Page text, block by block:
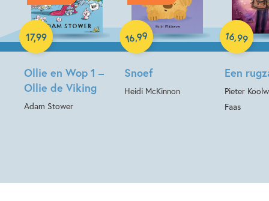
Ollie en Wop 1 –
Ollie de Viking
Adam Stower
17,99
Hardcover
Snoef
Heidi McKinnon
16,99
Hardcover
Een
Pieter
Faas
16,99
Hardcover